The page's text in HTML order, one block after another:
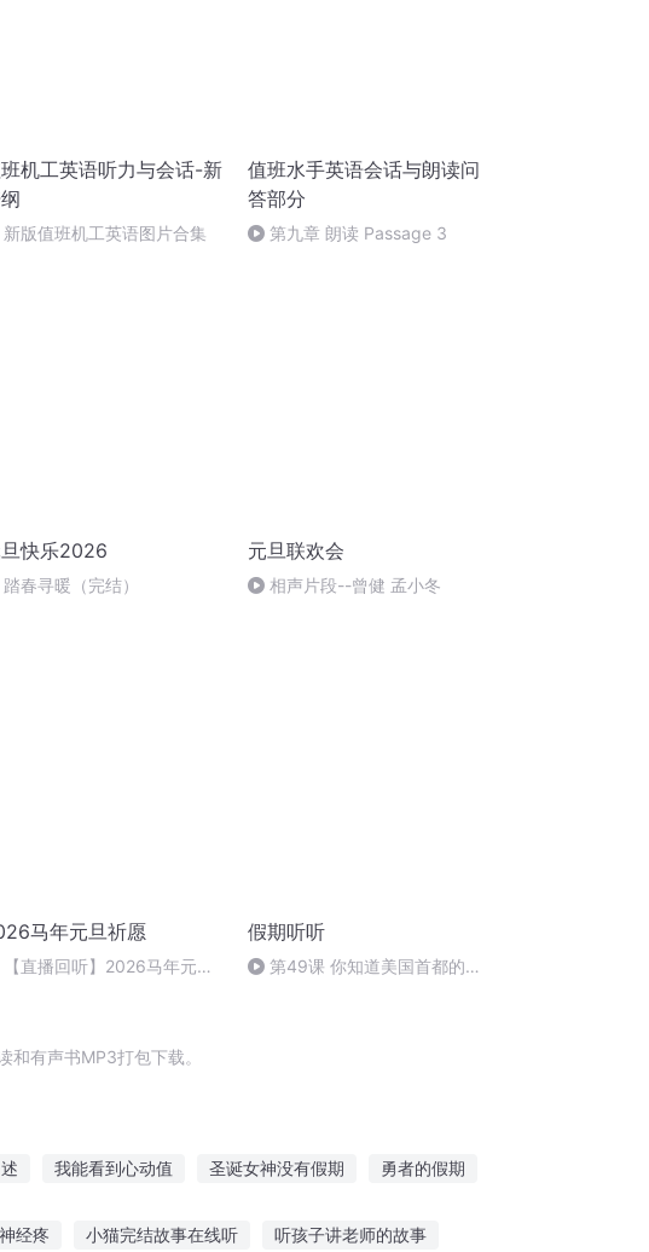
机工英语听力与会话-新
新版值班机工英语图片合集
值班水手英语会话与朗读问
答部分
第九章 朗读 Passage 3
快乐2026
踏春寻暖（完结）
元旦联欢会
相声片段--曾健 孟小冬
马年元旦祈愿
【直播回听】2026马年元旦
假期听听
第49课 你知道美国首都的名
有声书MP3打包下载。
我能看到心动值 圣诞女神没有假期 勇者的假期
经疼 小猫完结故事在线听 听孩子讲老师的故事